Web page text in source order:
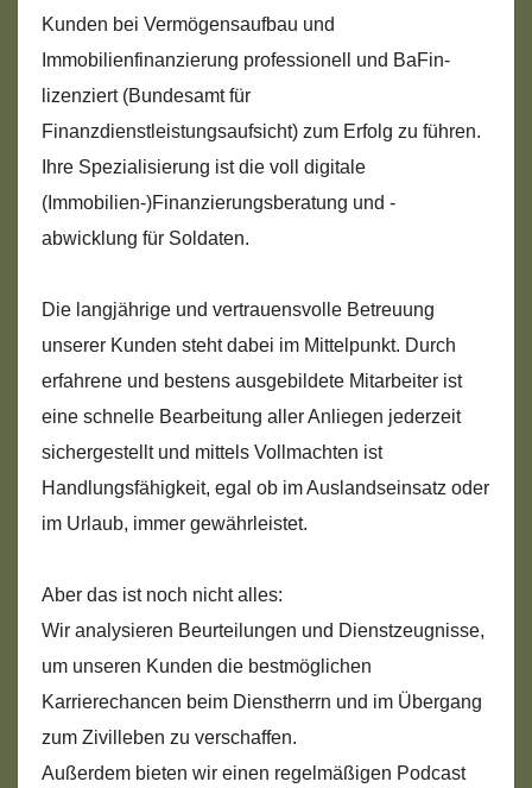
Kunden bei Vermögensaufbau und
Immobilienfinanzierung professionell und BaFin-
lizenziert (Bundesamt für
Finanzdienstleistungsaufsicht) zum Erfolg zu führen.
Ihre Spezialisierung ist die voll digitale
(Immobilien-)Finanzierungsberatung und -
abwicklung für Soldaten.
Die langjährige und vertrauensvolle Betreuung
unserer Kunden steht dabei im Mittelpunkt. Durch
erfahrene und bestens ausgebildete Mitarbeiter ist
eine schnelle Bearbeitung aller Anliegen jederzeit
sichergestellt und mittels Vollmachten ist
Handlungsfähigkeit, egal ob im Auslandseinsatz oder
im Urlaub, immer gewährleistet.
Aber das ist noch nicht alles:
Wir analysieren Beurteilungen und Dienstzeugnisse,
um unseren Kunden die bestmöglichen
Karrierechancen beim Dienstherrn und im Übergang
zum Zivilleben zu verschaffen.
Außerdem bieten wir einen regelmäßigen Podcast